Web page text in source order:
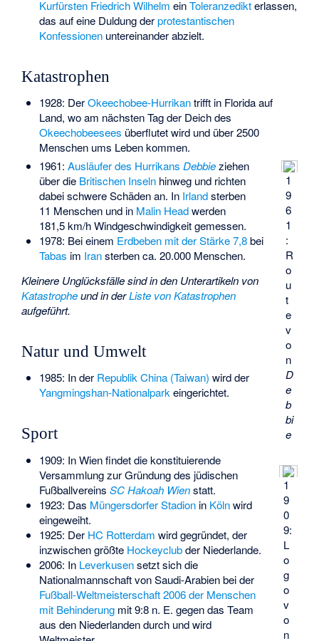
Kurfürsten Friedrich Wilhelm einToleranzedikterlassen,
das auf eine Duldung derprotestantischen
Konfessionenuntereinander abzielt.
Katastrophen
1928: DerOkeechobee-Hurrikantrifft in Florida auf
Land, wo am nächsten Tag der Deich des
Okeechobeesees überflutet wird und über 2500
Menschen ums Leben kommen.
1
9
6
1
:
R
o
u
t
e
v
o
n
D
e
b
bi
e
1961: Ausläufer des Hurrikans Debbieziehen
über die Britischen Inselnhinweg und richten
dabei schwere Schäden an. In Irlandsterben
11 Menschen und in Malin Headwerden
181,5 km/h Windgeschwindigkeit gemessen.
1978: Bei einem Erdbeben mit der Stärke 7,8bei
Tabas im Iransterben ca. 20.000 Menschen.
Kleinere Unglücksfälle sind in den Unterartikeln von
Katastropheund in derListe von Katastrophen
aufgeführt.
Natur und Umwelt
1985: In der Republik China (Taiwan) wird der
Yangmingshan-Nationalpark eingerichtet.
Sport
1
9
0
9:
L
o
g
o
v
o
n
1909: In Wien findet die konstituierende
Versammlung zur Gründung des jüdischen
Fußballvereins SC Hakoah Wienstatt.
1923: Das Müngersdorfer Stadionin Kölnwird
eingeweiht.
1925: Der HC Rotterdam wird gegründet, der
inzwischen größte Hockeyclubder Niederlande.
2006: In Leverkusensetzt sich die
Nationalmannschaft von Saudi-Arabien bei der
Fußball-Weltmeisterschaft 2006 der Menschen
mit Behinderungmit 9:8 n. E. gegen das Team
aus den Niederlanden durch und wird